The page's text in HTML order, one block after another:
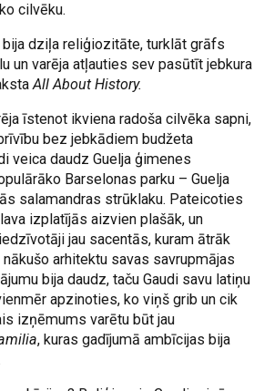
cilvēku.
dziļa reliģiozitāte, turklāt grāfs
un varēja atļauties sev pasūtīt jebkura
All About History.
īstenot ikviena radoša cilvēka sapni,
bez jebkādiem budžeta
veica daudz Guelja ģimenes
Barselonas parku – Guelja
salamandras strūklaku. Pateicoties
izplatījās aizvien plašāk, un
jau sacentās, kuram ātrāk
arhitektu savas savrupmājas
bija daudz, taču Gaudi savu latiņu
apzinoties, ko viņš grib un cik
izņēmums varētu būt jau
, kuras gadījumā ambīcijas bija